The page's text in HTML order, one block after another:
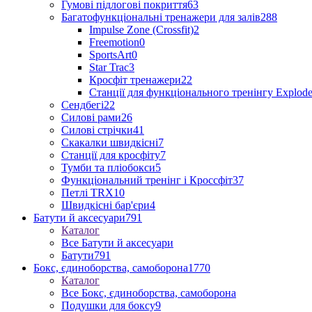
Гумові підлогові покриття63
Багатофункціональні тренажери для залів288
Impulse Zone (Crossfit)2
Freemotion0
SportsArt0
Star Trac3
Кросфіт тренажери22
Станції для функціонального тренінгу Explode
Сендбегі22
Силові рами26
Силові стрічки41
Скакалки швидкісні7
Станції для кросфіту7
Тумби та пліобокси5
Функціональний тренінг і Кроссфіт37
Петлі TRX10
Швидкісні бар'єри4
Батути й аксесуари791
Каталог
Все Батути й аксесуари
Батути791
Бокс, єдиноборства, самоборона1770
Каталог
Все Бокс, єдиноборства, самоборона
Подушки для боксу9